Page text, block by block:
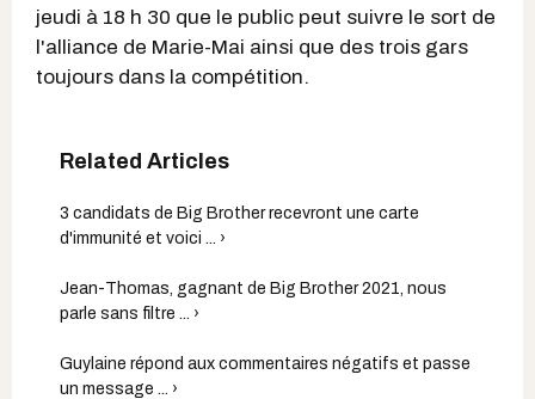
jeudi à 18 h 30 que le public peut suivre le sort de
l'alliance de Marie-Mai ainsi que des trois gars
toujours dans la compétition.
3 candidats de Big Brother recevront une carte
d'immunité et voici ... ›
Jean-Thomas, gagnant de Big Brother 2021, nous
parle sans filtre ... ›
Guylaine répond aux commentaires négatifs et passe
un message ... ›